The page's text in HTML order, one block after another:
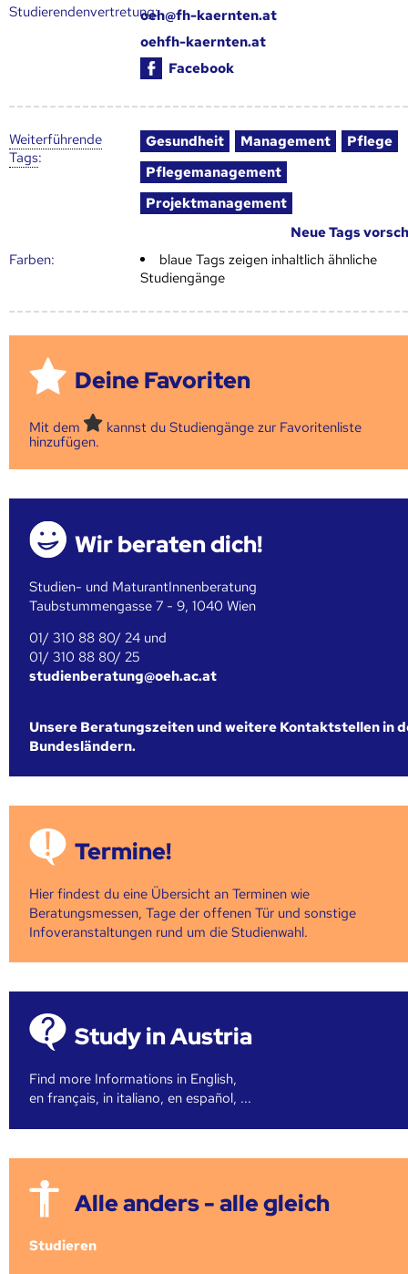
Studierendenvertretung:oeh@fh-kaernten.at
oehfh-kaernten.at
Facebook
Weiter­führende
Tags:
Gesundheit Management
Pflege
Pflegemanagement
Projektmanagement
Neue Tags
Farben:
blaue Tags zeigen inhaltlich ähnliche
Studiengänge
Deine Favoriten
Mit dem
kannst du Studiengänge zur Favoritenliste
hinzufügen.
Wir beraten dich!
Studien- und MaturantInnenberatung
Taubstummengasse 7 - 9, 1040 Wien
01/ 310 88 80/ 24 und
01/ 310 88 80/ 25
studienberatung@oeh.ac.at
Unsere Beratungszeiten und weitere Kontaktstellen in
Bundesländern.
Termine!
Hier findest du eine Übersicht an Terminen wie
Beratungsmessen, Tage der offenen Tür und sonstige
Infoveranstaltungen rund um die Studienwahl.
Study in Austria
Find more Informations in English,
en français, in italiano, en español, ...
Alle anders - alle gleich
Studieren